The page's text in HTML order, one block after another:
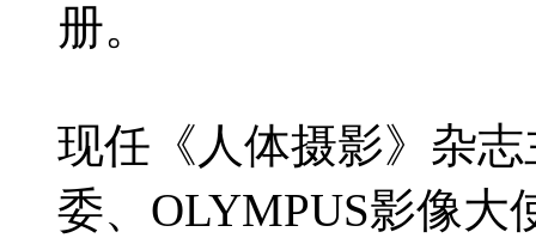
册。
现任《人体摄影》杂
委、OLYMPUS影像大